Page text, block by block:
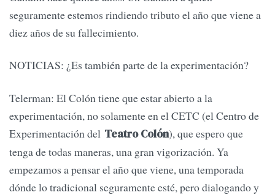
seguramente estemos rindiendo tributo el año que viene a
diez años de su fallecimiento.
NOTICIAS: ¿Es también parte de la experimentación?
Telerman: El Colón tiene que estar abierto a la
experimentación, no solamente en el CETC (el Centro de
Experimentación del Teatro Colón), que espero que
tenga de todas maneras, una gran vigorización. Ya
empezamos a pensar el año que viene, una temporada
dónde lo tradicional seguramente esté, pero dialogando y